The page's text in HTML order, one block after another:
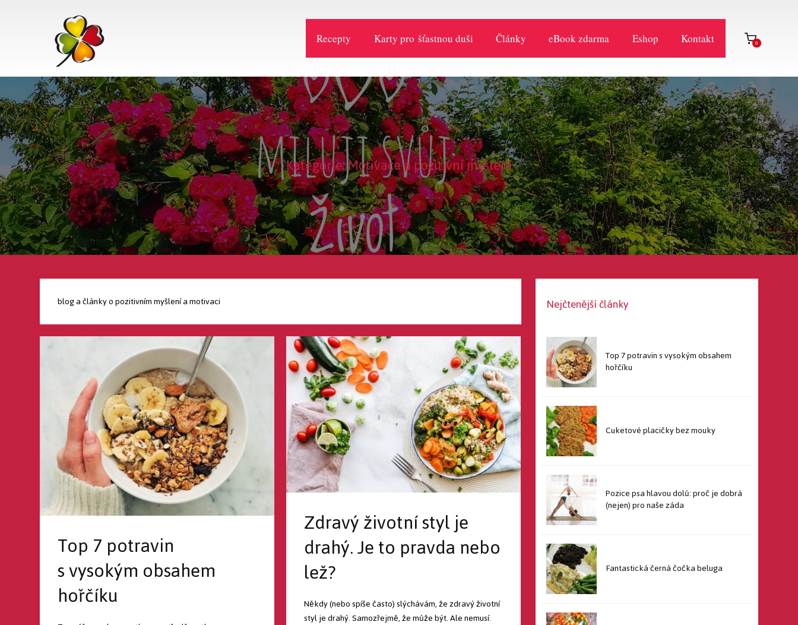
Recepty Karty pro šťastnou duši Články eBook zdarma Eshop Kontakt 0
Kategorie: Motivace a pozitivní myšlení
blog a články o pozitivním myšlení a motivaci
Top 7 potravin
s vysokým obsahem
hořčíku
Zdravý životní styl je
drahý. Je to pravda nebo
lež?
Někdy (nebo spíše často) slýchávám, že zdravý životní
styl je drahý. Samozřejmě, že může být. Ale nemusí.
Nejčtenější články
Top 7 potravin s vysokým obsahem
hořčíku
Cuketové placičky bez mouky
Pozice psa hlavou dolů: proč je dobrá
(nejen) pro naše záda
Fantastická černá čočka beluga